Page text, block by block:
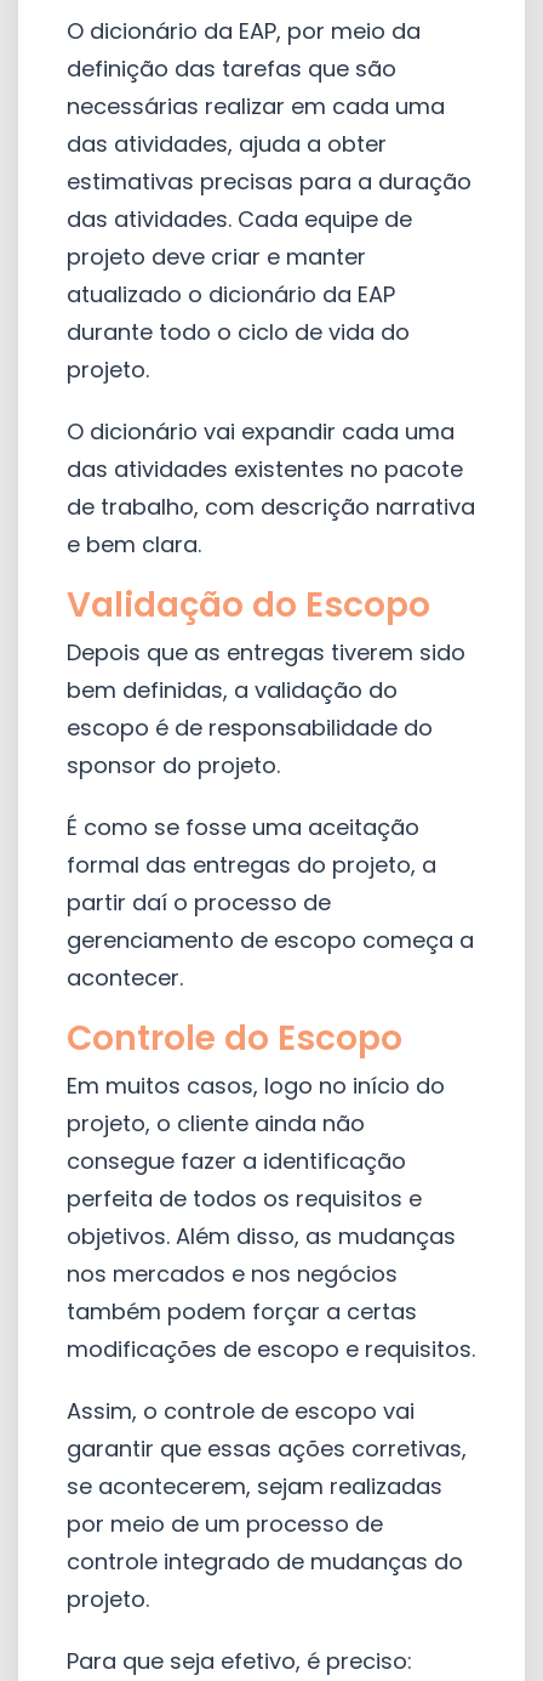
O dicionário da EAP, por meio da
definição das tarefas que são
necessárias realizar em cada uma
das atividades, ajuda a obter
estimativas precisas para a duração
das atividades. Cada equipe de
projeto deve criar e manter
atualizado o dicionário da EAP
durante todo o ciclo de vida do
projeto.
O dicionário vai expandir cada uma
das atividades existentes no pacote
de trabalho, com descrição narrativa
e bem clara.
Validação do Escopo
Depois que as entregas tiverem sido
bem definidas, a validação do
escopo é de responsabilidade do
sponsor do projeto.
É como se fosse uma aceitação
formal das entregas do projeto, a
partir daí o processo de
gerenciamento de escopo começa a
acontecer.
Controle do Escopo
Em muitos casos, logo no início do
projeto, o cliente ainda não
consegue fazer a identificação
perfeita de todos os requisitos e
objetivos. Além disso, as mudanças
nos mercados e nos negócios
também podem forçar a certas
modificações de escopo e requisitos.
Assim, o controle de escopo vai
garantir que essas ações corretivas,
se acontecerem, sejam realizadas
por meio de um processo de
controle integrado de mudanças do
projeto.
Para que seja efetivo, é preciso: